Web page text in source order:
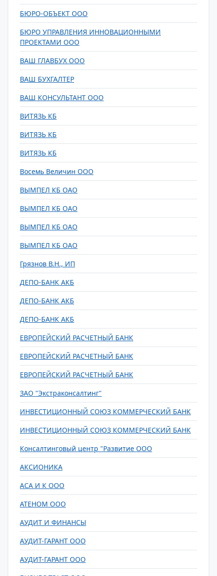
БЮРО-ОБЪЕКТ ООО
БЮРО УПРАВЛЕНИЯ ИННОВАЦИОННЫМИ
ПРОЕКТАМИ ООО
ВАШ ГЛАВБУХ ООО
ВАШ БУХГАЛТЕР
ВАШ КОНСУЛЬТАНТ ООО
ВИТЯЗЬ КБ
ВИТЯЗЬ КБ
ВИТЯЗЬ КБ
Восемь Величин ООО
ВЫМПЕЛ КБ ОАО
ВЫМПЕЛ КБ ОАО
ВЫМПЕЛ КБ ОАО
ВЫМПЕЛ КБ ОАО
Грязнов В.Н., ИП
ДЕПО-БАНК АКБ
ДЕПО-БАНК АКБ
ДЕПО-БАНК АКБ
ЕВРОПЕЙСКИЙ РАСЧЕТНЫЙ БАНК
ЕВРОПЕЙСКИЙ РАСЧЕТНЫЙ БАНК
ЕВРОПЕЙСКИЙ РАСЧЕТНЫЙ БАНК
ЗАО "Экстраконсалтинг"
ИНВЕСТИЦИОННЫЙ СОЮЗ КОММЕРЧЕСКИЙ БАНК
ИНВЕСТИЦИОННЫЙ СОЮЗ КОММЕРЧЕСКИЙ БАНК
Консалтинговый центр "Развитие ООО
АКСИОНИКА
АСА И К ООО
АТЕНОМ ООО
АУДИТ И ФИНАНСЫ
АУДИТ-ГАРАНТ ООО
АУДИТ-ГАРАНТ ООО